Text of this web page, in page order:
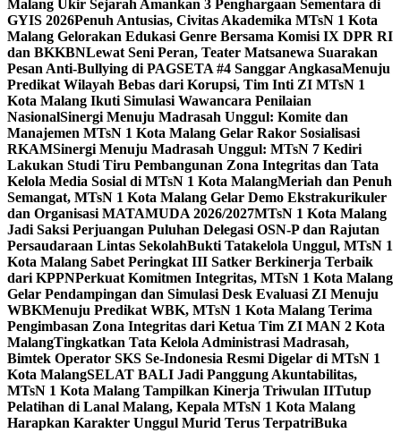
Malang Ukir Sejarah Amankan 3 Penghargaan Sementara di
GYIS 2026Penuh Antusias, Civitas Akademika MTsN 1 Kota
Malang Gelorakan Edukasi Genre Bersama Komisi IX DPR RI
dan BKKBNLewat Seni Peran, Teater Matsanewa Suarakan
Pesan Anti-Bullying di PAGSETA #4 Sanggar AngkasaMenuju
Predikat Wilayah Bebas dari Korupsi, Tim Inti ZI MTsN 1
Kota Malang Ikuti Simulasi Wawancara Penilaian
NasionalSinergi Menuju Madrasah Unggul: Komite dan
Manajemen MTsN 1 Kota Malang Gelar Rakor Sosialisasi
RKAMSinergi Menuju Madrasah Unggul: MTsN 7 Kediri
Lakukan Studi Tiru Pembangunan Zona Integritas dan Tata
Kelola Media Sosial di MTsN 1 Kota MalangMeriah dan Penuh
Semangat, MTsN 1 Kota Malang Gelar Demo Ekstrakurikuler
dan Organisasi MATAMUDA 2026/2027MTsN 1 Kota Malang
Jadi Saksi Perjuangan Puluhan Delegasi OSN-P dan Rajutan
Persaudaraan Lintas SekolahBukti Tatakelola Unggul, MTsN 1
Kota Malang Sabet Peringkat III Satker Berkinerja Terbaik
dari KPPNPerkuat Komitmen Integritas, MTsN 1 Kota Malang
Gelar Pendampingan dan Simulasi Desk Evaluasi ZI Menuju
WBKMenuju Predikat WBK, MTsN 1 Kota Malang Terima
Pengimbasan Zona Integritas dari Ketua Tim ZI MAN 2 Kota
MalangTingkatkan Tata Kelola Administrasi Madrasah,
Bimtek Operator SKS Se-Indonesia Resmi Digelar di MTsN 1
Kota MalangSELAT BALI Jadi Panggung Akuntabilitas,
MTsN 1 Kota Malang Tampilkan Kinerja Triwulan IITutup
Pelatihan di Lanal Malang, Kepala MTsN 1 Kota Malang
Harapkan Karakter Unggul Murid Terus TerpatriBuka